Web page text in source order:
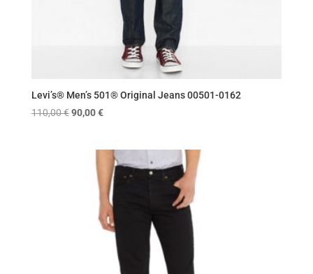
Levi’s® Men’s 501® Original Jeans 00501-0162
110,00€ Original
90,00€Η
είναι:
90,00 €.